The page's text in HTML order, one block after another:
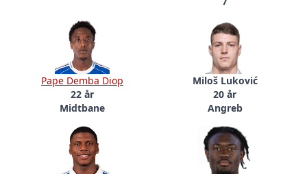
Pape Demba Diop
22 år
Midtbane
Miloš Luković
20 år
Angreb